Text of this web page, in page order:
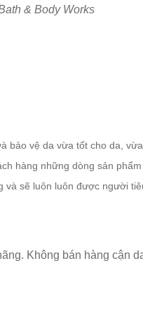
& Body Works
bảo vệ da vừa tốt cho da, vừa
hàng những dòng sản
và sẽ luôn luôn được người
Không bán hàng cận